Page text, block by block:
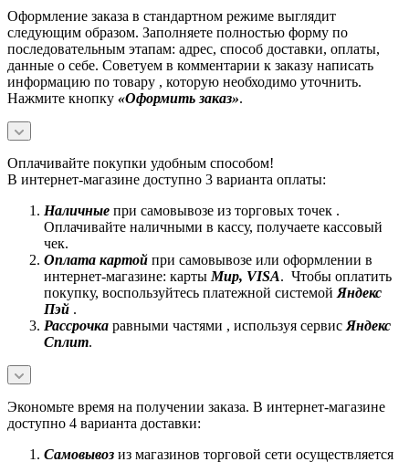
Оформление заказа в стандартном режиме выглядит
следующим образом. Заполняете полностью форму по
последовательным этапам: адрес, способ доставки, оплаты,
данные о себе. Советуем в комментарии к заказу написать
информацию по товару , которую необходимо уточнить.
Нажмите кнопку «Оформить заказ».
Оплачивайте покупки удобным способом!
В интернет-магазине доступно 3 варианта оплаты:
Наличные при самовывозе из торговых точек .
Оплачивайте наличными в кассу, получаете кассовый
чек.
Оплата картой при самовывозе или оформлении в
интернет-магазине: карты Mир, VISA. Чтобы оплатить
покупку, воспользуйтесь платежной системой Яндекс
Пэй .
Рассрочка равными частями , используя сервис Яндекс
Сплит.
Экономьте время на получении заказа. В интернет-магазине
доступно 4 варианта доставки:
Самовывоз из магазинов торговой сети осуществляется